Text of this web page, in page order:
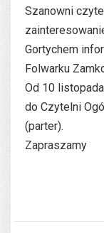
Szanowni
Gortychem
Folwarku
Od 10
do Czytelni
(parter).
Zapraszamy